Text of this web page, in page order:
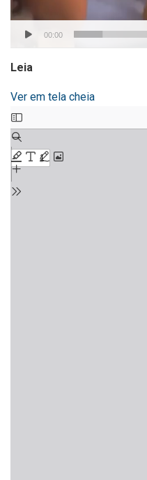
00:00
Leia
Ver em tela cheia
Skip
to
PDF
content